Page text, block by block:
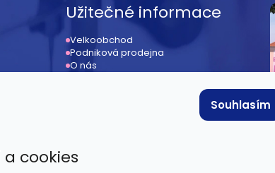
cookies
Souhlasím
Užitečné informace
Velkoobchod
Podniková prodejna
O nás